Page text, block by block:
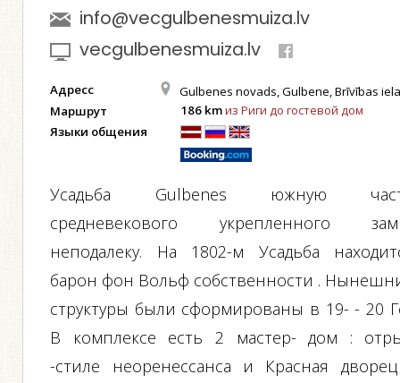
info@vecgulbenesmuiza.lv
vecgulbenesmuiza.lv
Адресс Gulbenes novads, Gulbene, Brīvības
Маршрут 186 kmиз Риги до гостевой дом
Языки общения
Усадьба Gulbenes южную
средневекового укрепленного
неподалеку. На 1802-м Усадьба
барон фон Вольф собственности .
структуры были сформированы в 19- - 20
В комплексе есть 2 мастер- дом :
-стиле неоренессанса и Красная